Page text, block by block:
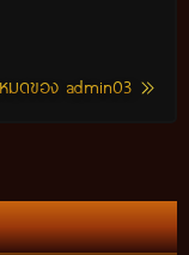
มดของ admin03
บทอดผ่านภูมิปัญญา